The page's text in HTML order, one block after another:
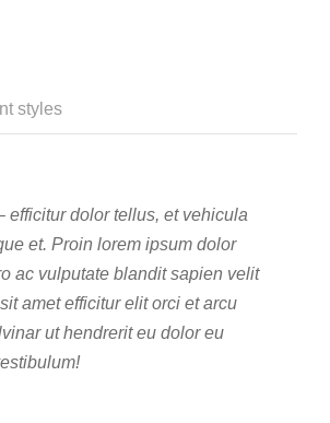
styles
efficitur dolor tellus, et vehicula
et. Proin lorem ipsum dolor
ac vulputate blandit sapien velit
amet efficitur elit orci et arcu
ut hendrerit eu dolor eu